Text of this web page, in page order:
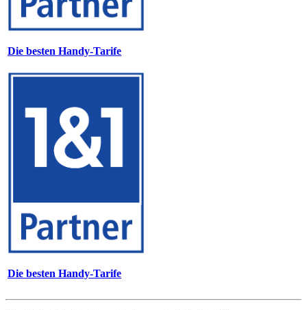
Die besten Handy-Tarife
Die besten Handy-Tarife